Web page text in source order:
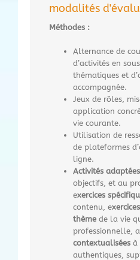
modalités
Méthodes :
Alternance de
d’activités en
thématiques et
accompagnée.
Jeux de rôles,
application
vie courante.
Utilisation de
de plateformes
ligne.
Activités adaptées
objectifs, et au
exercices
contenu, e
thème de la vie
professionnelle, a
contextualisées à
authentiques,